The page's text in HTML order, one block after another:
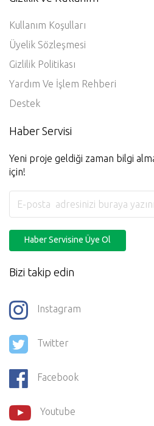
Kullanım Koşulları
Üyelik Sözleşmesi
Gizlilik Politikası
Yardım Ve İşlem Rehberi
Destek
Haber Servisi
Yeni proje geldiği zaman bilgi
için!
Haber Servisine Üye Ol
Bizi takip edin
Instagram
Twitter
Facebook
Youtube